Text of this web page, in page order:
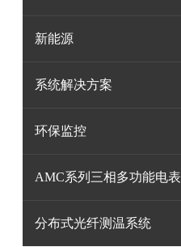
新能源
系统解决方案
环保监控
AMC系列三相多功能电表
分布式光纤测温系统